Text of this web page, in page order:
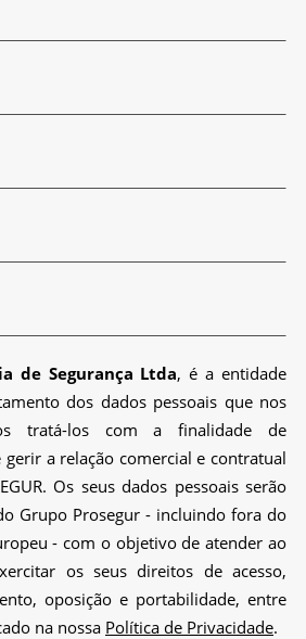
de Segurança Ltda, é a entidade
dos dados pessoais que nos
tratá-los com a finalidade de
gerir a relação comercial e contratual
Os seus dados pessoais serão
Grupo Prosegur - incluindo fora do
- com o objetivo de atender ao
os seus direitos de acesso,
oposição e portabilidade, entre
na nossa Política de Privacidade.